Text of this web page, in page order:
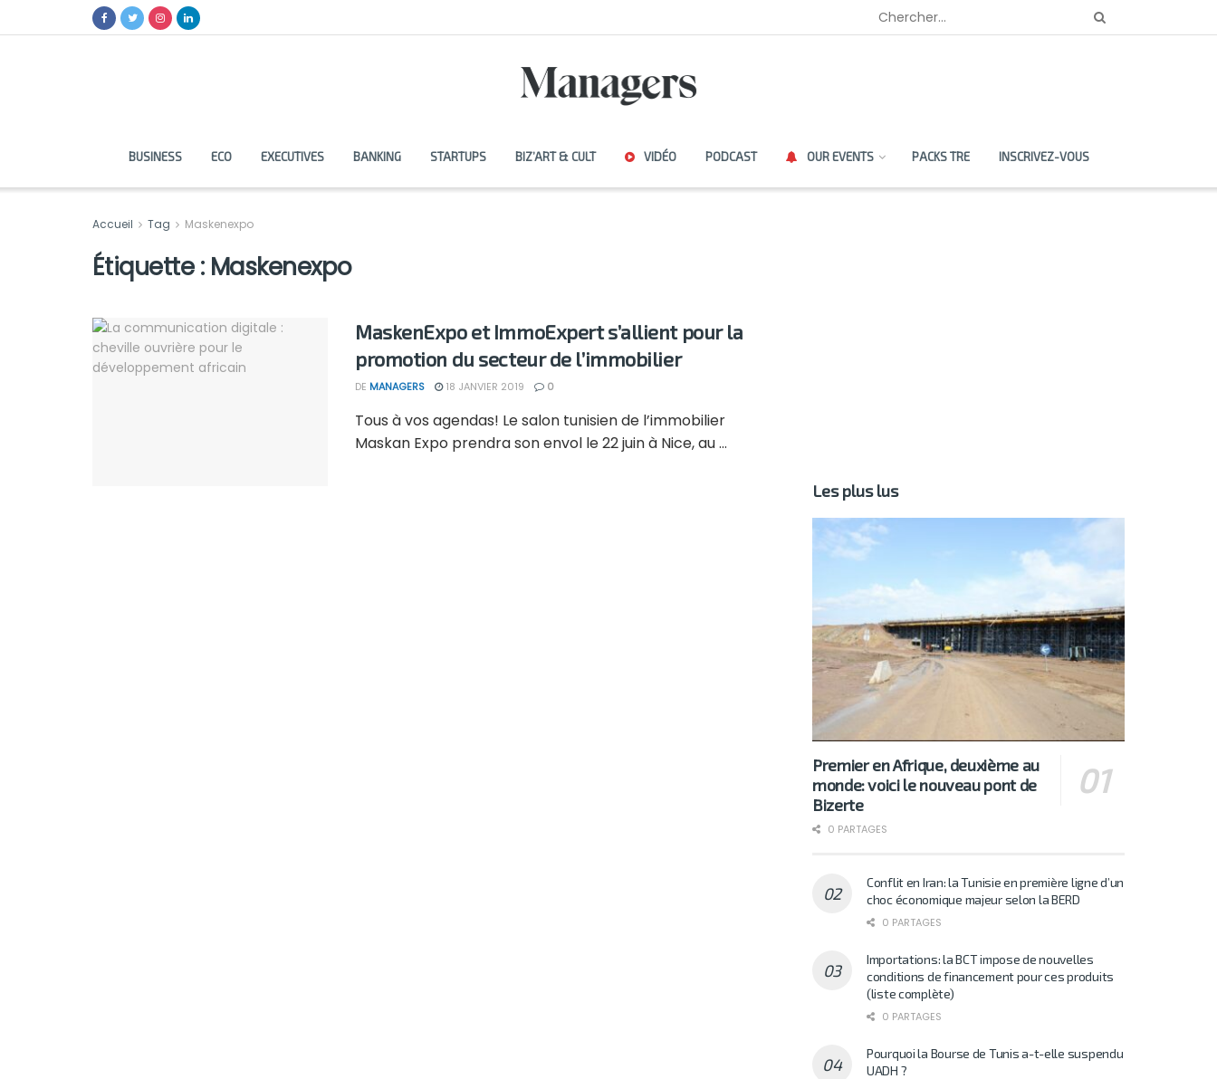
BUSINESS ECO EXECUTIVES BANKING STARTUPS BIZ’ART & CULT VIDÉO PODCAST OUR EVENTS PACKS TRE INSCRIVEZ-VOUS
Accueil Tag Maskenexpo
Étiquette : Maskenexpo
MaskenExpo et ImmoExpert s’allient pour la
promotion du secteur de l’immobilier
DE MANAGERS 18 JANVIER 2019 0
Tous à vos agendas! Le salon tunisien de l’immobilier
Maskan Expo prendra son envol le 22 juin à Nice, au ...
Les plus lus
Premier en Afrique, deuxième au
monde: voici le nouveau pont de
Bizerte
0 PARTAGES
Conflit en Iran: la Tunisie en première ligne d’un
choc économique majeur selon la BERD
0 PARTAGES
Importations: la BCT impose de nouvelles
conditions de financement pour ces produits
(liste complète)
0 PARTAGES
Pourquoi la Bourse de Tunis a-t-elle suspendu
UADH ?